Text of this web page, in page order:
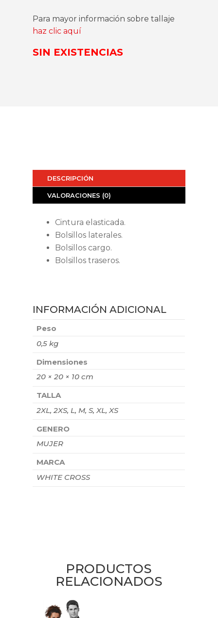
Para mayor información sobre tallaje
haz clic aquí
SIN EXISTENCIAS
DESCRIPCIÓN
VALORACIONES (0)
Cintura elasticada.
Bolsillos laterales.
Bolsillos cargo.
Bolsillos traseros.
INFORMACIÓN ADICIONAL
Peso
0,5 kg
Dimensiones
20 × 20 × 10 cm
TALLA
2XL, 2XS, L, M, S, XL, XS
GENERO
MUJER
MARCA
WHITE CROSS
PRODUCTOS
RELACIONADOS